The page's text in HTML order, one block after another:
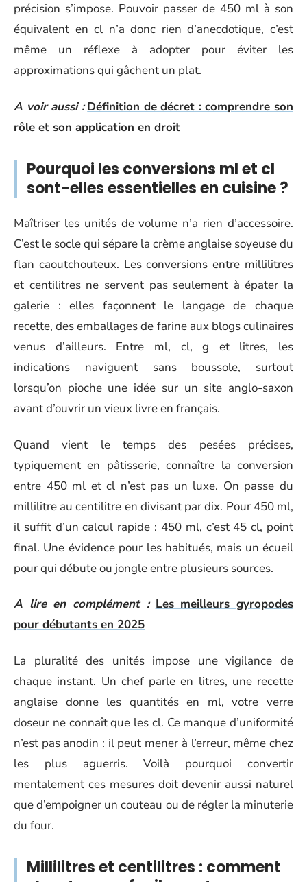
précision s’impose. Pouvoir passer de 450 ml à son
équivalent en cl n’a donc rien d’anecdotique, c’est
même un réflexe à adopter pour éviter les
approximations qui gâchent un plat.
A voir aussi : Définition de décret : comprendre son
rôle et son application en droit
Pourquoi les conversions ml et cl
sont-elles essentielles en cuisine ?
Maîtriser les unités de volume n’a rien d’accessoire.
C’est le socle qui sépare la crème anglaise soyeuse du
flan caoutchouteux. Les conversions entre millilitres
et centilitres ne servent pas seulement à épater la
galerie : elles façonnent le langage de chaque
recette, des emballages de farine aux blogs culinaires
venus d’ailleurs. Entre ml, cl, g et litres, les
indications naviguent sans boussole, surtout
lorsqu’on pioche une idée sur un site anglo-saxon
avant d’ouvrir un vieux livre en français.
Quand vient le temps des pesées précises,
typiquement en pâtisserie, connaître la conversion
entre 450 ml et cl n’est pas un luxe. On passe du
millilitre au centilitre en divisant par dix. Pour 450 ml,
il suffit d’un calcul rapide : 450 ml, c’est 45 cl, point
final. Une évidence pour les habitués, mais un écueil
pour qui débute ou jongle entre plusieurs sources.
A lire en complément : Les meilleurs gyropodes
pour débutants en 2025
La pluralité des unités impose une vigilance de
chaque instant. Un chef parle en litres, une recette
anglaise donne les quantités en ml, votre verre
doseur ne connaît que les cl. Ce manque d’uniformité
n’est pas anodin : il peut mener à l’erreur, même chez
les plus aguerris. Voilà pourquoi convertir
mentalement ces mesures doit devenir aussi naturel
que d’empoigner un couteau ou de régler la minuterie
du four.
Millilitres et centilitres : comment